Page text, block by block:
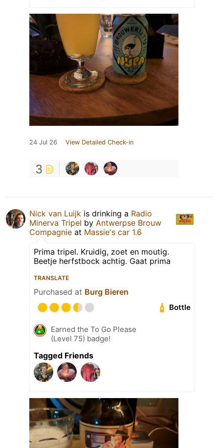
24 Jul 26 View Detailed Check-in
3
Nick van Luijk is drinking a Radio
Minerva Tripel by Antwerpse Brouw
Compagnie at Massie's car 1.6
Prima tripel. Kruidig, zoet en moutig.
Beetje herfstbock achtig. Gaat prima
TRANSLATE
Purchased at Burg Bieren
Bottle
Earned the To Go Please
(Level 75) badge!
Tagged Friends